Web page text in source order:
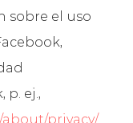
sobre el uso
p. ej.,
privacy/